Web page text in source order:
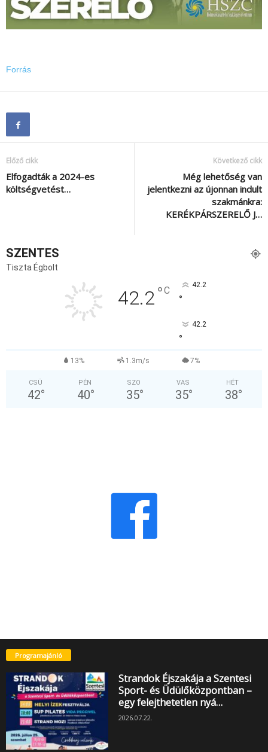
Forrás
Előző cikk
Elfogadták a 2024-es
költségvetést…
Következő cikk
Még lehetőség van
jelentkezni az újonnan indult
szakmánkra:
KERÉKPÁRSZERELŐ J…
SZENTES
Tiszta Égbolt
42.2°C 42.2
°
42.2
°
13% 1.3m/s 7%
CSÜ
42°
PÉN
40°
SZO
35°
VAS
35°
HÉT
38°
Programajánló
Strandok Éjszakája a Szentesi
Sport- és Üdülőközpontban –
egy felejthetetlen nyá…
2026.07.22.